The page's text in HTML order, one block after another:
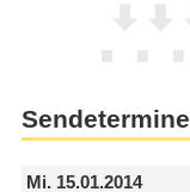
Sendetermine
Mi.15.01.2014